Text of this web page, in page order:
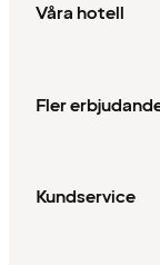
Våra hotell
Fler
Kundservice